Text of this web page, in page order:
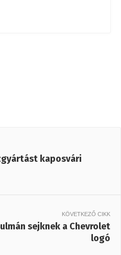
kaposvári
KÖVETKEZŐ CIKK
sejknek a Chevrolet
logó